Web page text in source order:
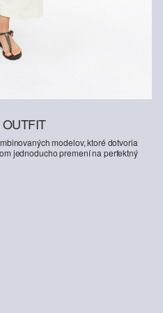
modelov, ktoré dotvoria
jednoducho premení na perfektný